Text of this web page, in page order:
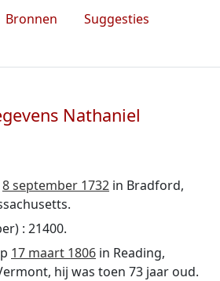
Bronnen
Suggesties
Nathaniel
8 september 1732 in Bradford,
: 21400.
17 maart 1806 in Reading,
hij was toen 73 jaar oud.